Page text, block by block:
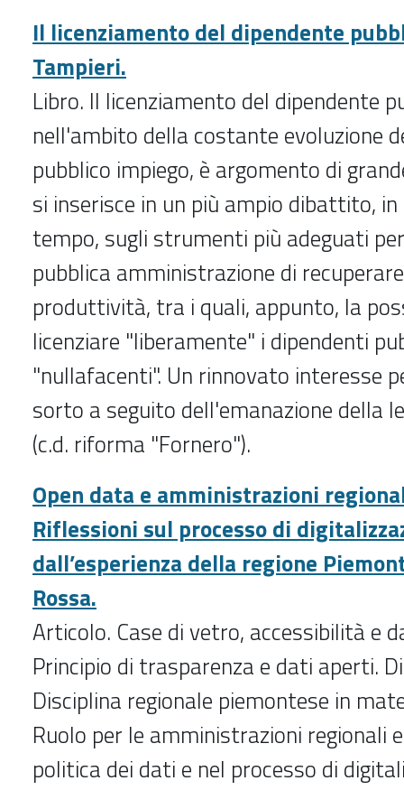
Il licenziamento del dipendente
Tampieri.
Libro. Il licenziamento del dipendente
nell'ambito della costante evoluzione
pubblico impiego, è argomento di
si inserisce in un più ampio dibattito,
tempo, sugli strumenti più adeguati
pubblica amministrazione di
produttività, tra i quali, appunto, la
licenziare "liberamente" i dipendenti
"nullafacenti". Un rinnovato interesse
sorto a seguito dell'emanazione della
(c.d. riforma "Fornero").
Open data e amministrazioni
Riflessioni sul processo di
dall’esperienza della regione
Rossa.
Articolo. Case di vetro, accessibilità e
Principio di trasparenza e dati aperti.
Disciplina regionale piemontese in
Ruolo per le amministrazioni regionali
politica dei dati e nel processo di